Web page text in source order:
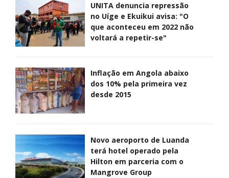
UNITA denuncia repressão
no Uíge e Ekuikui avisa: "O
que aconteceu em 2022 não
voltará a repetir-se"
Inflação em Angola abaixo
dos 10% pela primeira vez
desde 2015
Novo aeroporto de Luanda
terá hotel operado pela
Hilton em parceria com o
Mangrove Group